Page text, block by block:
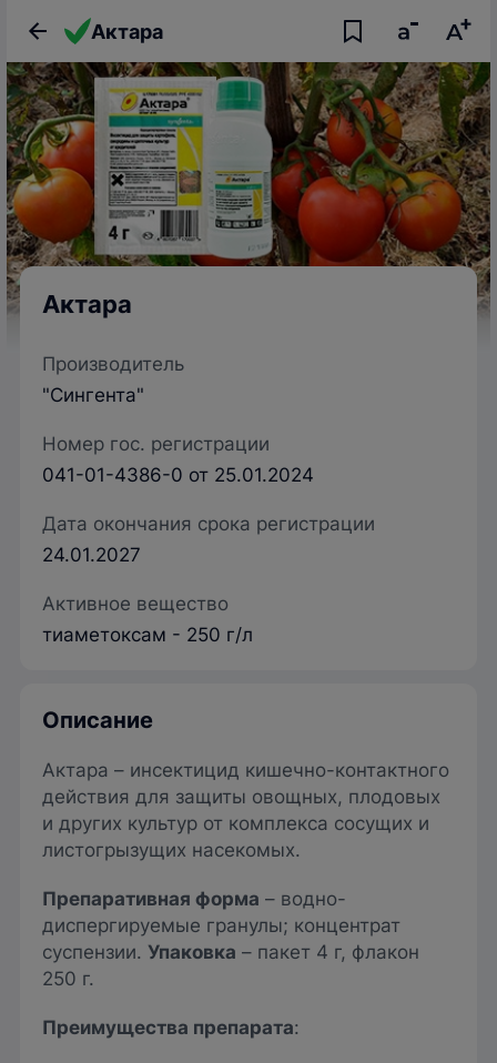
Актара
Актара
Производитель
"Сингента"
Номер гос. регистрации
041-01-4386-0 от 25.01.2024
Дата окончания срока регистрации
24.01.2027
Активное вещество
тиаметоксам - 250 г/л
Описание
Актара – инсектицид кишечно-контактного
действия для защиты овощных, плодовых
и других культур от комплекса сосущих и
листогрызущих насекомых.
Препаративная форма – водно-
диспергируемые гранулы; концентрат
суспензии. Упаковка – пакет 4 г, флакон
250 г.
Преимущества препарата: